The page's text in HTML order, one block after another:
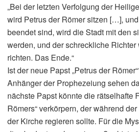
„Bei der letzten Verfolgung der
wird Petrus der Römer sitzen […],
beendet sind, wird die Stadt mit den
werden, und der schreckliche
richten. Das Ende.“
Ist der neue Papst „Petrus der
Anhänger der Prophezeiung sehen
nächste Papst könnte die rätselhafte
Römers“ verkörpern, der während
der Kirche regieren sollte. Für die